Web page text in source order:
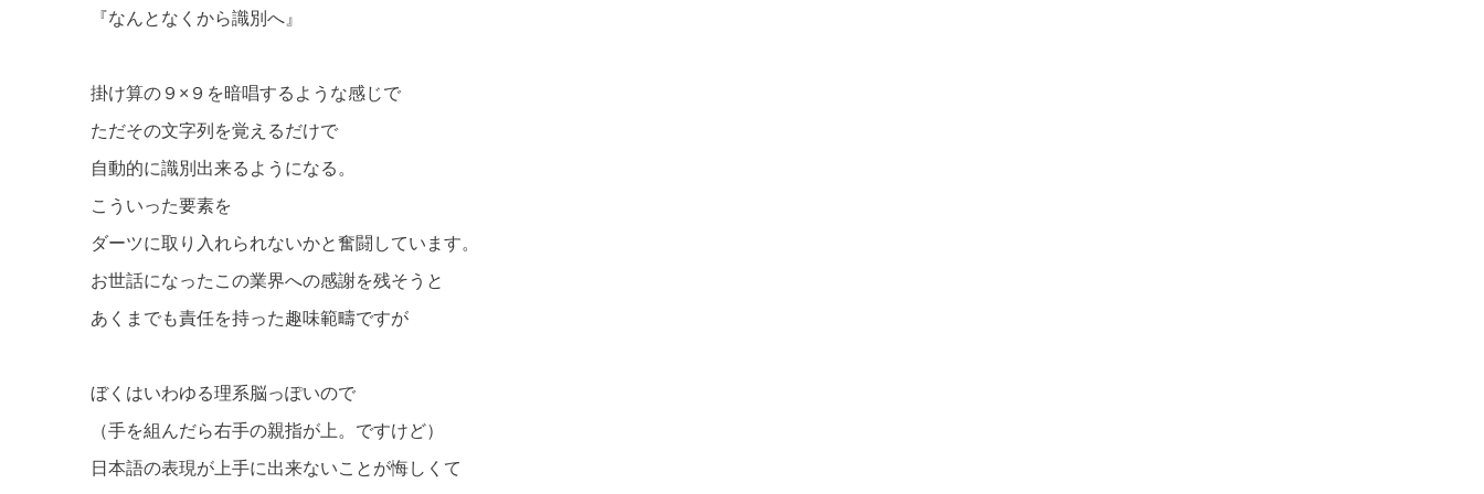
『なんとなくから識別へ』
掛け算の９×９を暗唱するような感じで
ただその文字列を覚えるだけで
自動的に識別出来るようになる。
こういった要素を
ダーツに取り入れられないかと奮闘しています。
お世話になったこの業界への感謝を残そうと
あくまでも責任を持った趣味範疇ですが
ぼくはいわゆる理系脳っぽいので
（手を組んだら右手の親指が上。ですけど）
日本語の表現が上手に出来ないことが悔しくて